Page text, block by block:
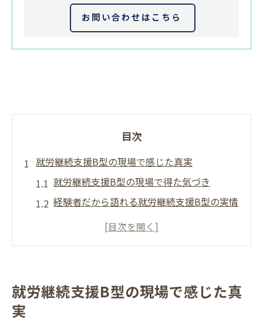
お問い合わせはこちら
目次
就労継続支援B型の現場で感じた真実
就労継続支援B型の現場で得た気づき
経験者だから語れる就労継続支援B型の実情
働く中で感じた就労継続支援B型の課題
工賃の実態を経験者が明かす大阪市西区
就労継続支援B型の工賃相場を徹底解説
就労継続支援B型の現場で感じた真
実